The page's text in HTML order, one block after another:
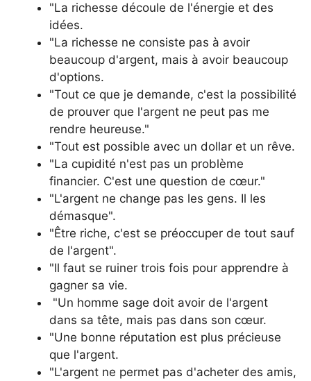
"La richesse découle de l'énergie et des
idées.
"La richesse ne consiste pas à avoir
beaucoup d'argent, mais à avoir beaucoup
d'options.
"Tout ce que je demande, c'est la possibilité
de prouver que l'argent ne peut pas me
rendre heureuse."
"Tout est possible avec un dollar et un rêve.
"La cupidité n'est pas un problème
financier. C'est une question de cœur."
"L'argent ne change pas les gens. Il les
démasque".
"Être riche, c'est se préoccuper de tout sauf
de l'argent".
"Il faut se ruiner trois fois pour apprendre à
gagner sa vie.
"Un homme sage doit avoir de l'argent
dans sa tête, mais pas dans son cœur.
"Une bonne réputation est plus précieuse
que l'argent.
"L'argent ne permet pas d'acheter des amis,